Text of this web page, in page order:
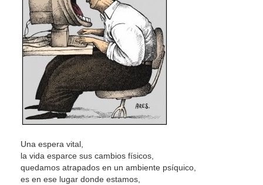
Una espera vital,
la vida esparce sus cambios físicos,
quedamos atrapados en un ambiente psíquico,
es en ese lugar donde estamos,